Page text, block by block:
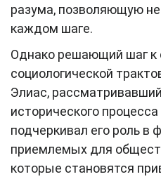
разума, позволяющую
каждом шаге.
Однако решающий шаг к
социологической
Элиас,
исторического
подчеркивал его роль в
приемлемых для
которые становятся